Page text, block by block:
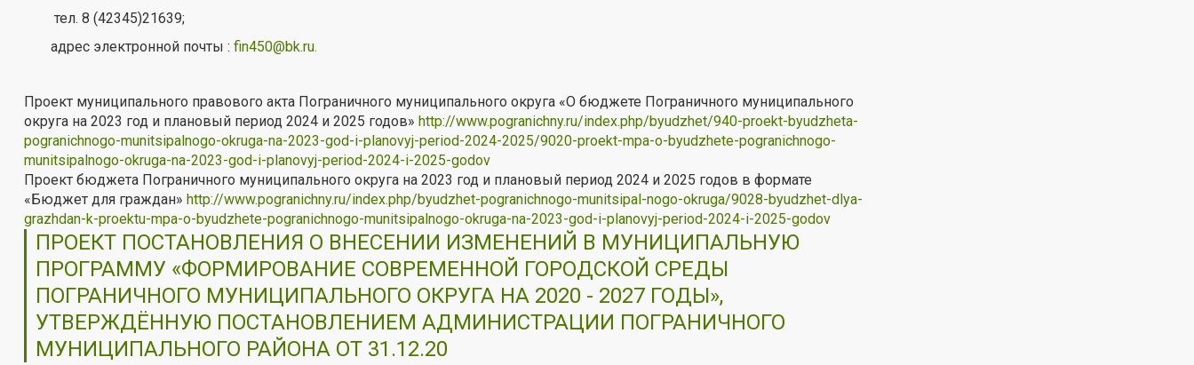
тел. 8 (42345)21639;
адрес электронной почты : fin450@bk.ru.
Проект муниципального правового акта Пограничного муниципального округа «О бюджете Пограничного муниципального
округа на 2023 год и плановый период 2024 и 2025 годов» http://www.pogranichny.ru/index.php/byudzhet/940-proekt-byudzheta-
pogranichnogo-munitsipalnogo-okruga-na-2023-god-i-planovyj-period-2024-2025/9020-proekt-mpa-o-byudzhete-pogranichnogo-
munitsipalnogo-okruga-na-2023-god-i-planovyj-period-2024-i-2025-godov
Проект бюджета Пограничного муниципального округа на 2023 год и плановый период 2024 и 2025 годов в формате
«Бюджет для граждан» http://www.pogranichny.ru/index.php/byudzhet-pogranichnogo-munitsipal-nogo-okruga/9028-byudzhet-dlya-
grazhdan-k-proektu-mpa-o-byudzhete-pogranichnogo-munitsipalnogo-okruga-na-2023-god-i-planovyj-period-2024-i-2025-godov
ПРОЕКТ ПОСТАНОВЛЕНИЯ О ВНЕСЕНИИ ИЗМЕНЕНИЙ В МУНИЦИПАЛЬНУЮ
ПРОГРАММУ «ФОРМИРОВАНИЕ СОВРЕМЕННОЙ ГОРОДСКОЙ СРЕДЫ
ПОГРАНИЧНОГО МУНИЦИПАЛЬНОГО ОКРУГА НА 2020 - 2027 ГОДЫ»,
УТВЕРЖДЁННУЮ ПОСТАНОВЛЕНИЕМ АДМИНИСТРАЦИИ ПОГРАНИЧНОГО
МУНИЦИПАЛЬНОГО РАЙОНА ОТ 31.12.20